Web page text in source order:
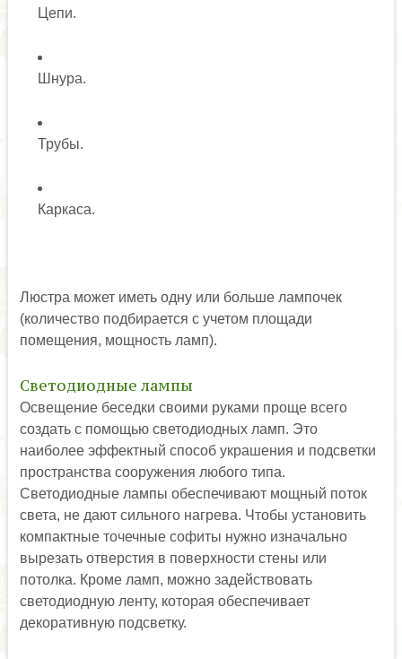
Цепи.
Шнура.
Трубы.
Каркаса.
Люстра может иметь одну или больше лампочек
(количество подбирается с учетом площади
помещения, мощность ламп).
Светодиодные лампы
Освещение беседки своими руками проще всего
создать с помощью светодиодных ламп. Это
наиболее эффектный способ украшения и подсветки
пространства сооружения любого типа.
Светодиодные лампы обеспечивают мощный поток
света, не дают сильного нагрева. Чтобы установить
компактные точечные софиты нужно изначально
вырезать отверстия в поверхности стены или
потолка. Кроме ламп, можно задействовать
светодиодную ленту, которая обеспечивает
декоративную подсветку.